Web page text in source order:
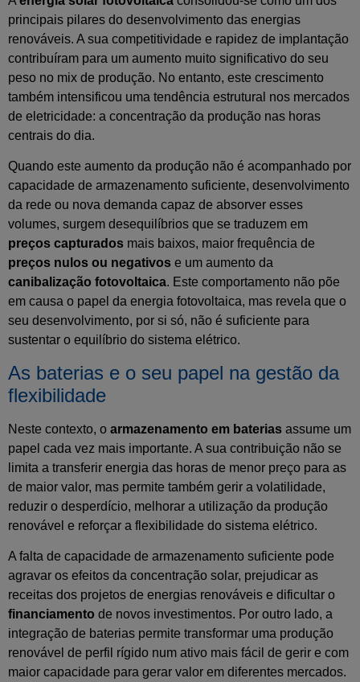
principais pilares do desenvolvimento das energias
renováveis. A sua competitividade e rapidez de implantação
contribuíram para um aumento muito significativo do seu
peso no mix de produção. No entanto, este crescimento
também intensificou uma tendência estrutural nos mercados
de eletricidade: a concentração da produção nas horas
centrais do dia.
Quando este aumento da produção não é acompanhado por
capacidade de armazenamento suficiente, desenvolvimento
da rede ou nova demanda capaz de absorver esses
volumes, surgem desequilíbrios que se traduzem em
preços capturados mais baixos, maior frequência de
preços nulos ou negativos e um aumento da
canibalização fotovoltaica. Este comportamento não põe
em causa o papel da energia fotovoltaica, mas revela que o
seu desenvolvimento, por si só, não é suficiente para
sustentar o equilíbrio do sistema elétrico.
As baterias e o seu papel na gestão da
flexibilidade
Neste contexto, o armazenamento em baterias assume um
papel cada vez mais importante. A sua contribuição não se
limita a transferir energia das horas de menor preço para as
de maior valor, mas permite também gerir a volatilidade,
reduzir o desperdício, melhorar a utilização da produção
renovável e reforçar a flexibilidade do sistema elétrico.
A falta de capacidade de armazenamento suficiente pode
agravar os efeitos da concentração solar, prejudicar as
receitas dos projetos de energias renováveis e dificultar o
financiamento de novos investimentos. Por outro lado, a
integração de baterias permite transformar uma produção
renovável de perfil rígido num ativo mais fácil de gerir e com
maior capacidade para gerar valor em diferentes mercados.